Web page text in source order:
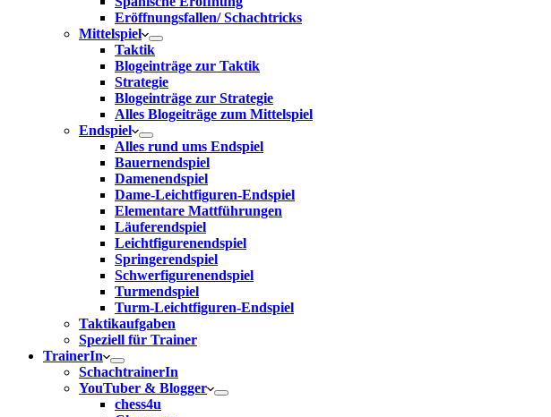
Eröffnungsfallen/ Schachtricks
Mittelspiel
Taktik
Blogeinträge zur Taktik
Strategie
Blogeinträge zur Strategie
Alles Blogeiträge zum Mittelspiel
Endspiel
Alles rund ums Endspiel
Bauernendspiel
Damenendspiel
Dame-Leichtfiguren-Endspiel
Elementare Mattführungen
Läuferendspiel
Leichtfigurenendspiel
Springerendspiel
Schwerfigurenendspiel
Turmendspiel
Turm-Leichtfiguren-Endspiel
Taktikaufgaben
Speziell für Trainer
TrainerIn
SchachtrainerIn
YouTuber & Blogger
chess4u